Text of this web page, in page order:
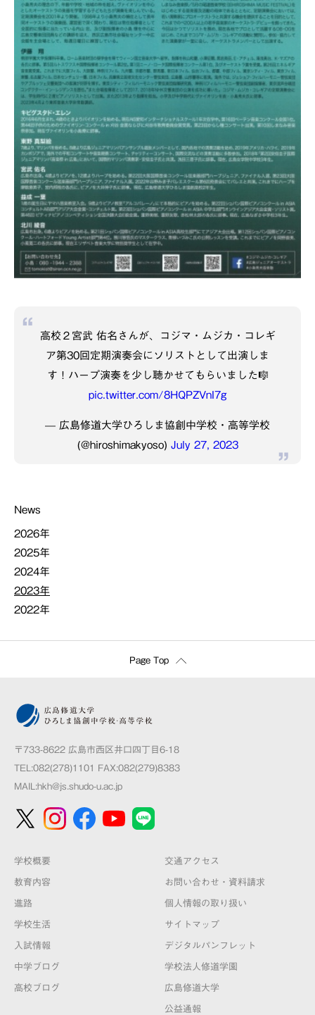
高校２宮武 佑名さんが、コジマ・ムジカ・コレギ
ア第30回定期演奏会にソリストとして出演しま
す！ハープ演奏を少し聴かせてもらいました🎼
pic.twitter.com/8HQPZVnI7g
— 広島修道大学ひろしま協創中学校・高等学校
(@hiroshimakyoso) July 27, 2023
News
2026年
2025年
2024年
2023年
2022年
Page Top
〒733-8622 広島市西区井口四丁目6-18
TEL:082(278)1101 FAX:082(279)8383
MAIL:hkh@js.shudo-u.ac.jp
学校概要
教育内容
進路
学校生活
入試情報
中学ブログ
高校ブログ
交通アクセス
お問い合わせ・資料請求
個人情報の取り扱い
サイトマップ
デジタルパンフレット
学校法人修道学園
広島修道大学
公益通報